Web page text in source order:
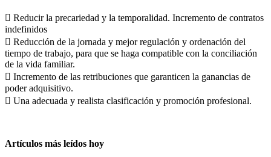
 Reducir la precariedad y la temporalidad. Incremento de contratos
indefinidos
 Reducción de la jornada y mejor regulación y ordenación del
tiempo de trabajo, para que se haga compatible con la conciliación
de la vida familiar.
 Incremento de las retribuciones que garanticen la ganancias de
poder adquisitivo.
 Una adecuada y realista clasificación y promoción profesional.
Artículos más leídos hoy